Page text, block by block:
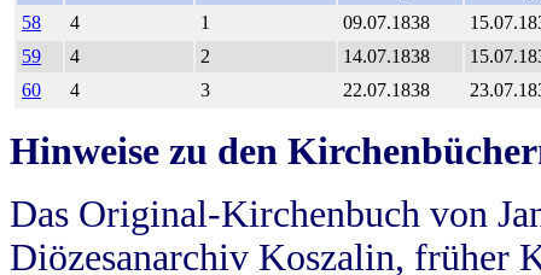
58
4 1 09.07.1838
59
4 2 14.07.1838
60
4 3 22.07.1838
Hinweise zu den
Das Original-Kirchenbuch von
Diözesanarchiv Koszalin, früher